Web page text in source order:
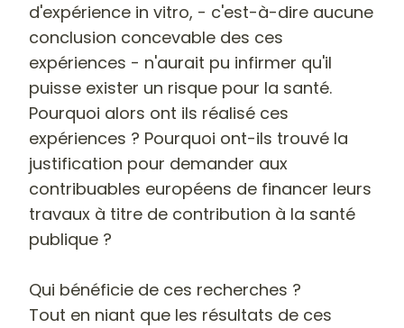
d'expérience in vitro, - c'est-à-dire aucune
conclusion concevable des ces
expériences - n'aurait pu infirmer qu'il
puisse exister un risque pour la santé.
Pourquoi alors ont ils réalisé ces
expériences ? Pourquoi ont-ils trouvé la
justification pour demander aux
contribuables européens de financer leurs
travaux à titre de contribution à la santé
publique ?
Qui bénéficie de ces recherches ?
Tout en niant que les résultats de ces